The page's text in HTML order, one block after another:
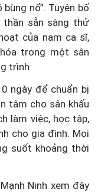
nổ”. Tuyên bố
sẵn sàng thử
của nam ca sĩ,
trong một sân
trình
ngày để chuẩn bị
tâm cho sân khấu
làm việc, học tập,
cho gia đình. Mọi
suốt khoảng thời
Ninh xem đây